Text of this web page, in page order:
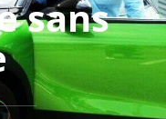
sans